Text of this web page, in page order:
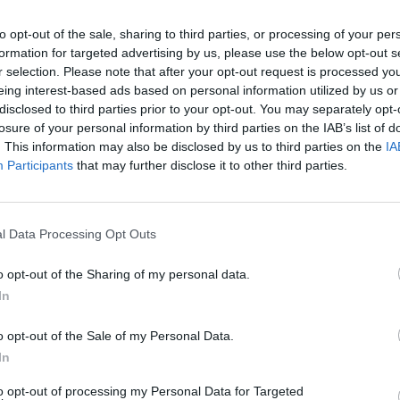
opt-out of the sale, sharing to third parties, or processing of your
for targeted advertising by us, please use the below opt-out
selection. Please note that after your opt-out request is processed
interest-based ads based on personal information utilized by us
to third parties prior to your opt-out. You may separately
of your personal information by third parties on the IAB’s list of
This information may also be disclosed by us to third parties on the
Participants that may further disclose it to other third parties.
Data Processing Opt Outs
opt-out of the Sharing of my personal data.
opt-out of the Sale of my Personal Data.
opt-out of processing my Personal Data for Targeted
közleményében.
további tartalmakért! ›
Elektromos autó Hatásvizsgálat Magyarország
váltáson töprengsz? Érdekelnek a legfrissebb hírek az e-
a legújabb fejlesztések az elektromosság és a